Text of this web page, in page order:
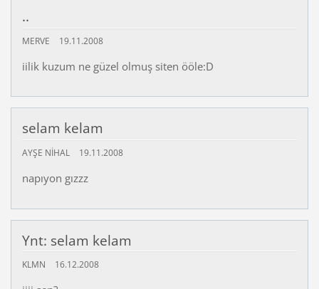
..
MERVE 19.11.2008
iilik kuzum ne güzel olmuş siten ööle:D
selam kelam
AYŞE NIHAL 19.11.2008
napıyon gızzz
Ynt: selam kelam
KLMN 16.12.2008